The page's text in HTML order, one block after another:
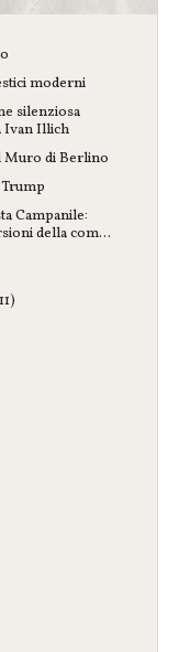
moderni
silenziosa
Ivan Illich
Muro di Berlino
Campanile:
della com...